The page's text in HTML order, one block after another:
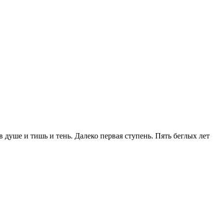
и тишь и тень. Далеко первая ступень. Пять беглых лет